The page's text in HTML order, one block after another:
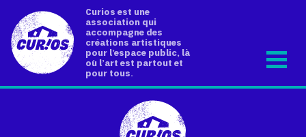
Curios est une
association qui
accompagne des
créations artistiques
pour l’espace public, là
où l’art est partout et
pour tous.